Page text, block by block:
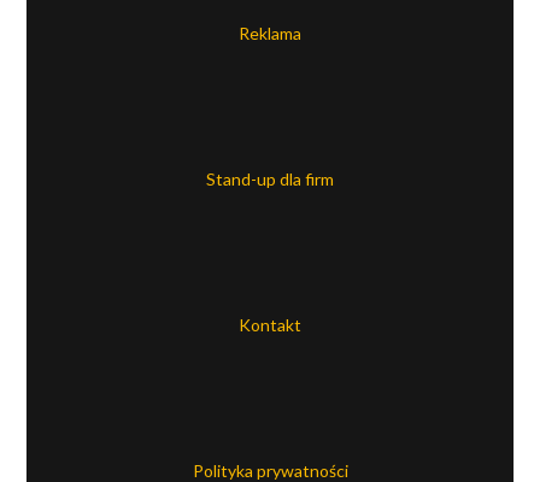
Reklama
Stand-up dla firm
Kontakt
Polityka prywatności